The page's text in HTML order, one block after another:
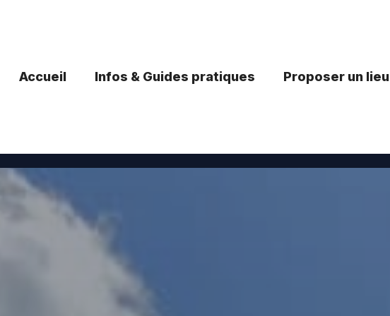
Accueil Infos & Guides pratiques Proposer un lieu